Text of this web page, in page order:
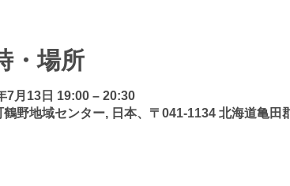
・場所
7月13日 19:00 – 20:30
鶴野地域センター, 日本、〒041-1134 北海道亀田